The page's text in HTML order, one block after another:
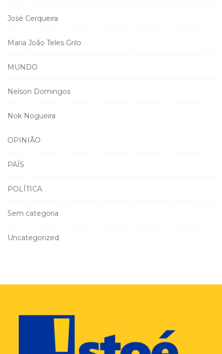
José Cerqueira
Maria João Teles Grilo
MUNDO
Nelson Domingos
Nok Nogueira
OPINIÃO
PAÍS
POLÍTICA
Sem categoria
Uncategorized